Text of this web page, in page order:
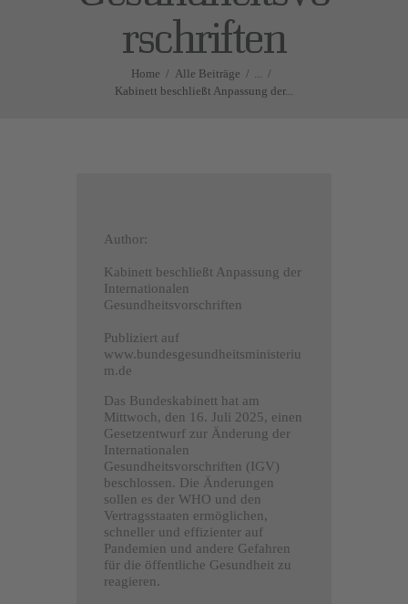
rschriften
Home Alle Beiträge
...
Kabinett beschließt Anpassung der...
Author:
Kabinett beschließt Anpassung der
Internationalen
Gesundheitsvorschriften
Publiziert auf
www.bundesgesundheitsministeriu
m.de
Das Bundeskabinett hat am
Mittwoch, den 16. Juli 2025, einen
Gesetzentwurf zur Änderung der
Internationalen
Gesundheitsvorschriften (IGV)
beschlossen. Die Änderungen
sollen es der WHO und den
Vertragsstaaten ermöglichen,
schneller und effizienter auf
Pandemien und andere Gefahren
für die öffentliche Gesundheit zu
reagieren.